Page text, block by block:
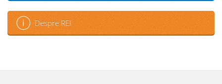
Despre REI